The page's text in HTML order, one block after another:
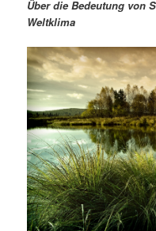
r
e
n
I
n
d
ä
r
e
n
n
a
g
a
t
i
o
n
Über die Bedeutung von
Weltklima